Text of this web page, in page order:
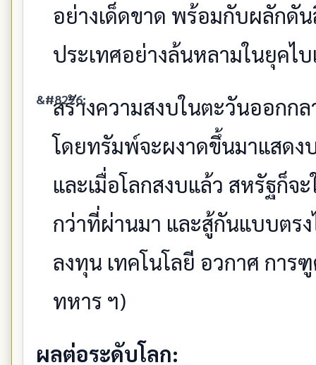
อย่างเด็ดขาด พร้อมกับผลักดั
ประเทศอย่างล้นหลามในยุคไ
สร้างความสงบในตะวันออกกล
โดยทรัมพ์จะผงาดขึ้นมาแสดง
และเมื่อโลกสงบแล้ว สหรัฐก็จ
กว่าที่ผ่านมา และสู้กันแบบตร
ลงทุน เทคโนโลยี อวกาศ การ
ทหาร ฯ)
ผลต่อระดับโลก: